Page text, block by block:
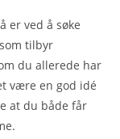
er ved å søke
tilbyr
du allerede har
være en god idé
at du både får